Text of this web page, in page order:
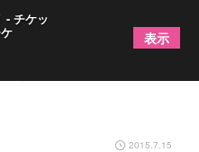
）違い vol.1「シカじ
2015.7.15
- チケッ
表示